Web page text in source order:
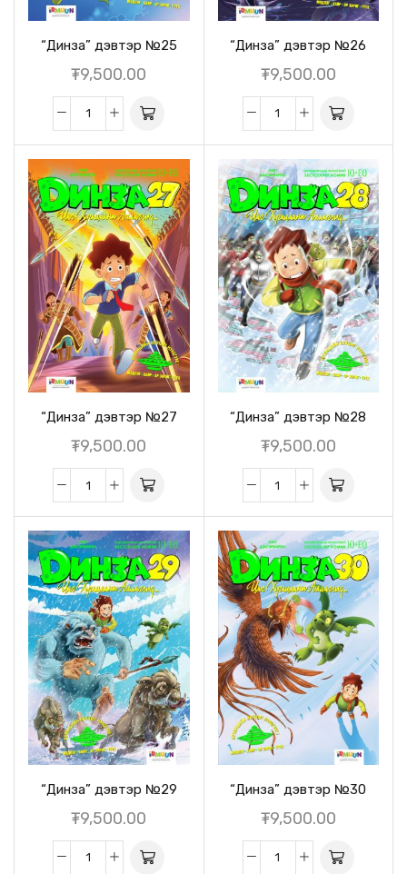
“Динза” дэвтэр №25
₮9,500.00
“Динза” дэвтэр №26
₮9,500.00
“Динза” дэвтэр №27
₮9,500.00
“Динза” дэвтэр №28
₮9,500.00
“Динза” дэвтэр №29
₮9,500.00
“Динза” дэвтэр №30
₮9,500.00